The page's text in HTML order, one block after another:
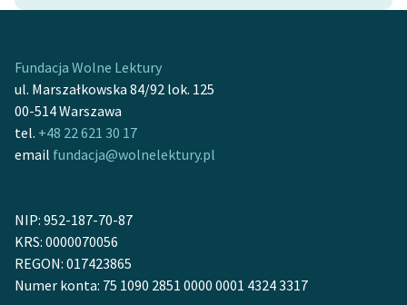
twórców przechodzących
Starego Testamentu
Odkurzamy bohaterów
Szkoła Poezji Wolnych
Kontakt
O projekcie
Fundacja Wolne Lektury
ul. Marszałkowska 84/92 lok. 125
00-514 Warszawa
tel. +48 22 621 30 17
email fundacja@wolnelektury.pl
NIP: 952-187-70-87
KRS: 0000070056
REGON: 017423865
Numer konta: 75 1090 2851 0000 0001 4324 3317